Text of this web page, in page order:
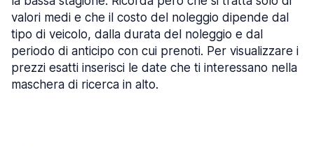
valori medi e che il costo del noleggio dipende dal
tipo di veicolo, dalla durata del noleggio e dal
periodo di anticipo con cui prenoti. Per visualizzare i
prezzi esatti inserisci le date che ti interessano nella
maschera di ricerca in alto.